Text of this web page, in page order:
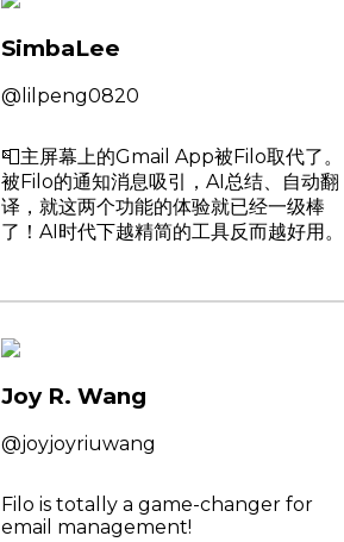
SimbaLee
@lilpeng0820
📮主屏幕上的Gmail App被Filo取代了。
被Filo的通知消息吸引，AI总结、自动翻
译，就这两个功能的体验就已经一级棒
了！AI时代下越精简的工具反而越好用。
Joy R. Wang
@joyjoyriuwang
Filo is totally a game-changer for
email management!